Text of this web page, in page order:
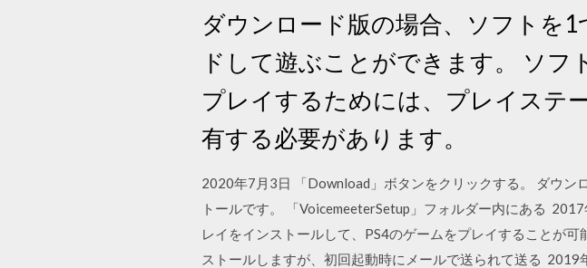
ダウンロード版の場合、ソフトを
ドして遊ぶことができます。 ソフ
プレイするためには、プレイステ
有する必要があります。
2020年7月3日 「Download」ボタンをクリックする。 ダウン
トールです。 「VoicemeeterSetup」フォルダー内にある
レイをインストールして、PS4のゲームをプレイすることが
ストールしますが、初回起動時にメールで送られて送る